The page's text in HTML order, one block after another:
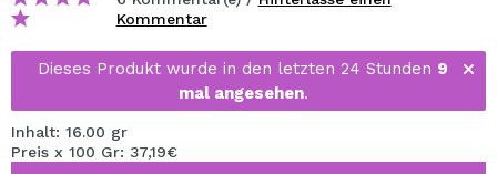
Kommentar
Dieses Produkt wurde in den letzten 24 Stunden 9
mal angesehen.
Inhalt: 16.00 gr
Preis x 100 Gr: 37,19€